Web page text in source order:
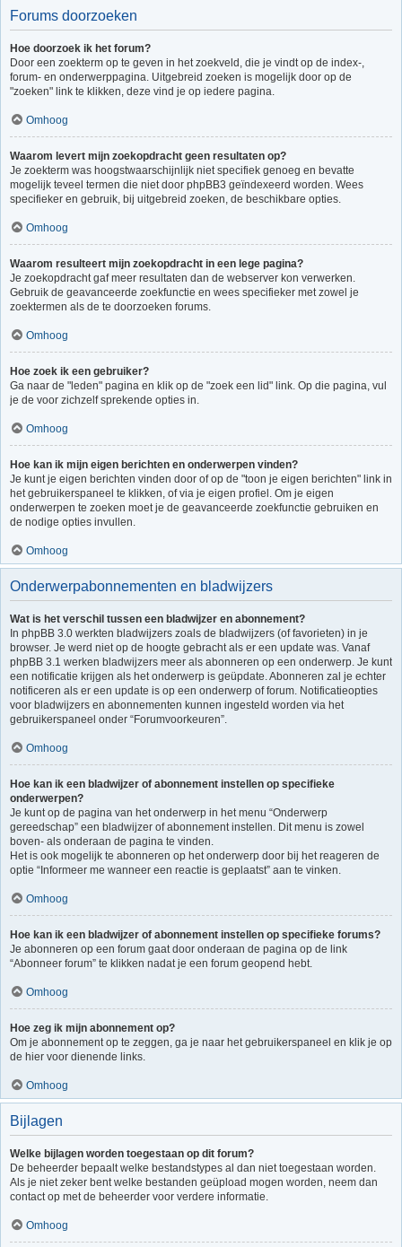
Forums doorzoeken
Hoe doorzoek ik het forum?
Door een zoekterm op te geven in het zoekveld, die je vindt op de index-,
forum- en onderwerppagina. Uitgebreid zoeken is mogelijk door op de
"zoeken" link te klikken, deze vind je op iedere pagina.
Omhoog
Waarom levert mijn zoekopdracht geen resultaten op?
Je zoekterm was hoogstwaarschijnlijk niet specifiek genoeg en bevatte
mogelijk teveel termen die niet door phpBB3 geïndexeerd worden. Wees
specifieker en gebruik, bij uitgebreid zoeken, de beschikbare opties.
Omhoog
Waarom resulteert mijn zoekopdracht in een lege pagina?
Je zoekopdracht gaf meer resultaten dan de webserver kon verwerken.
Gebruik de geavanceerde zoekfunctie en wees specifieker met zowel je
zoektermen als de te doorzoeken forums.
Omhoog
Hoe zoek ik een gebruiker?
Ga naar de "leden" pagina en klik op de "zoek een lid" link. Op die pagina, vul
je de voor zichzelf sprekende opties in.
Omhoog
Hoe kan ik mijn eigen berichten en onderwerpen vinden?
Je kunt je eigen berichten vinden door of op de "toon je eigen berichten" link in
het gebruikerspaneel te klikken, of via je eigen profiel. Om je eigen
onderwerpen te zoeken moet je de geavanceerde zoekfunctie gebruiken en
de nodige opties invullen.
Omhoog
Onderwerpabonnementen en bladwijzers
Wat is het verschil tussen een bladwijzer en abonnement?
In phpBB 3.0 werkten bladwijzers zoals de bladwijzers (of favorieten) in je
browser. Je werd niet op de hoogte gebracht als er een update was. Vanaf
phpBB 3.1 werken bladwijzers meer als abonneren op een onderwerp. Je kunt
een notificatie krijgen als het onderwerp is geüpdate. Abonneren zal je echter
notificeren als er een update is op een onderwerp of forum. Notificatieopties
voor bladwijzers en abonnementen kunnen ingesteld worden via het
gebruikerspaneel onder “Forumvoorkeuren”.
Omhoog
Hoe kan ik een bladwijzer of abonnement instellen op specifieke
onderwerpen?
Je kunt op de pagina van het onderwerp in het menu “Onderwerp
gereedschap” een bladwijzer of abonnement instellen. Dit menu is zowel
boven- als onderaan de pagina te vinden.
Het is ook mogelijk te abonneren op het onderwerp door bij het reageren de
optie “Informeer me wanneer een reactie is geplaatst” aan te vinken.
Omhoog
Hoe kan ik een bladwijzer of abonnement instellen op specifieke forums?
Je abonneren op een forum gaat door onderaan de pagina op de link
“Abonneer forum” te klikken nadat je een forum geopend hebt.
Omhoog
Hoe zeg ik mijn abonnement op?
Om je abonnement op te zeggen, ga je naar het gebruikerspaneel en klik je op
de hier voor dienende links.
Omhoog
Bijlagen
Welke bijlagen worden toegestaan op dit forum?
De beheerder bepaalt welke bestandstypes al dan niet toegestaan worden.
Als je niet zeker bent welke bestanden geüpload mogen worden, neem dan
contact op met de beheerder voor verdere informatie.
Omhoog